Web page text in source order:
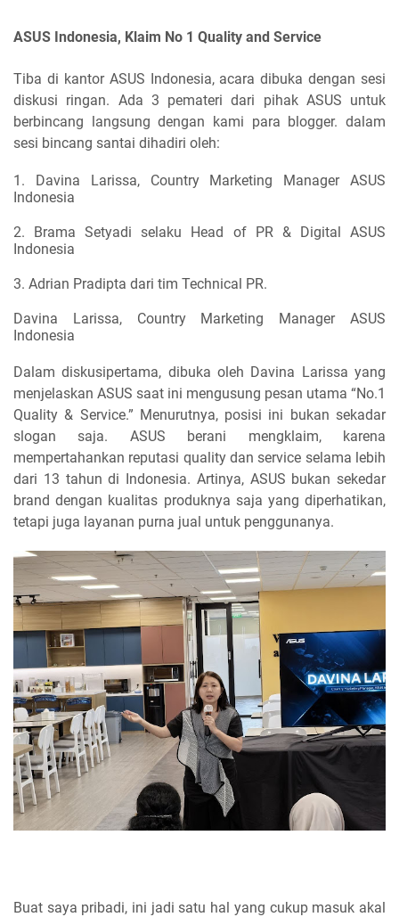
ASUS Indonesia, Klaim No 1 Quality and Service
Tiba di kantor ASUS Indonesia, acara dibuka dengan sesi
diskusi ringan. Ada 3 pemateri dari pihak ASUS untuk
berbincang langsung dengan kami para blogger. dalam
sesi bincang santai dihadiri oleh:
1. Davina Larissa, Country Marketing Manager ASUS
Indonesia
2. Brama Setyadi selaku Head of PR & Digital ASUS
Indonesia
3. Adrian Pradipta dari tim Technical PR.
Davina Larissa, Country Marketing Manager ASUS
Indonesia
Dalam diskusipertama, dibuka oleh Davina Larissa yang
menjelaskan ASUS saat ini mengusung pesan utama “No.1
Quality & Service.” Menurutnya, posisi ini bukan sekadar
slogan saja. ASUS berani mengklaim, karena
mempertahankan reputasi quality dan service selama lebih
dari 13 tahun di Indonesia. Artinya, ASUS bukan sekedar
brand dengan kualitas produknya saja yang diperhatikan,
tetapi juga layanan purna jual untuk penggunanya.
Buat saya pribadi, ini jadi satu hal yang cukup masuk akal